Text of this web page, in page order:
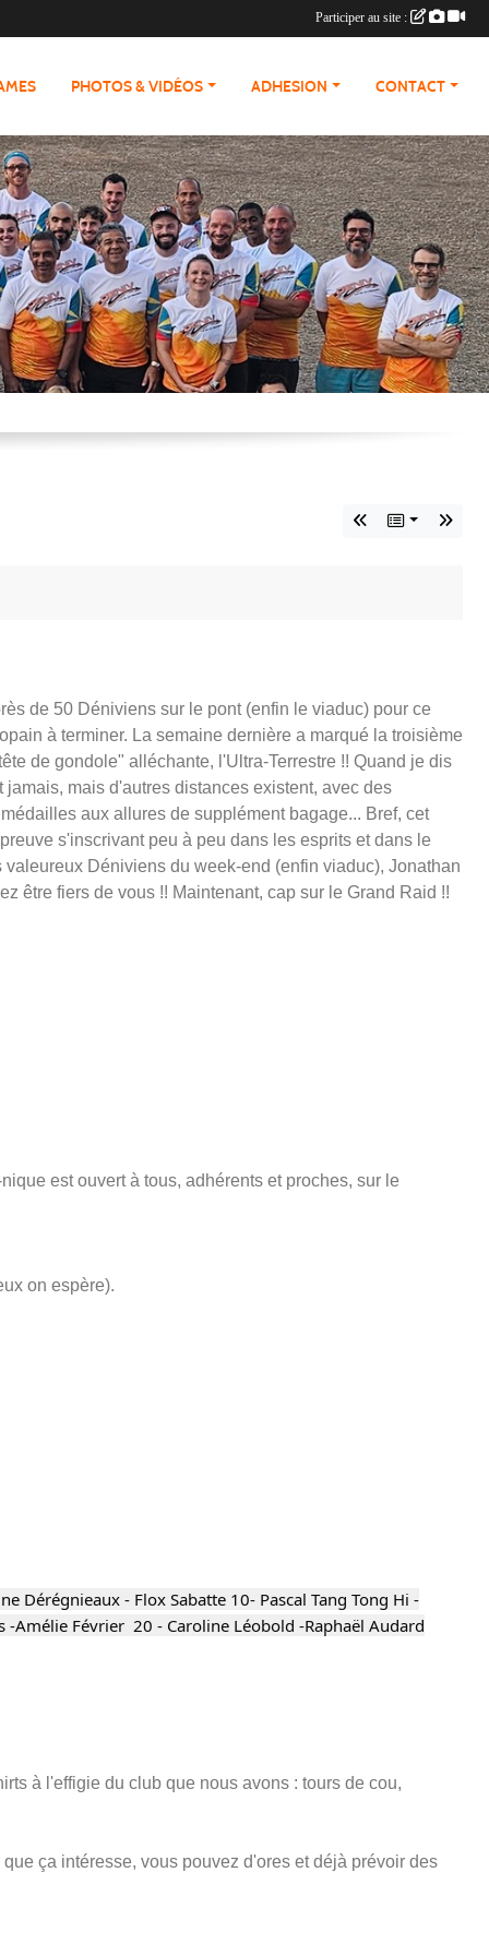
PHOTOS & VIDÉOS ADHESION CONTACT
de 50 Déniviens sur le pont (enfin le viaduc) pour ce
à terminer. La semaine dernière a marqué la troisième
de gondole" alléchante, l'Ultra-Terrestre !! Quand je dis
mais d'autres distances existent, avec des
aux allures de supplément bagage... Bref, cet
s'inscrivant peu à peu dans les esprits et dans le
Déniviens du week-end (enfin viaduc), Jonathan
être fiers de vous !! Maintenant, cap sur le Grand Raid !!
est ouvert à tous, adhérents et proches, sur le
on espère).
Dérégnieaux - Flox Sabatte 10- Pascal Tang Tong Hi -
Amélie Février 20 - Caroline Léobold -Raphaël Audard
à l'effigie du club que nous avons : tours de cou,
ça intéresse, vous pouvez d'ores et déjà prévoir des
Participer au site :